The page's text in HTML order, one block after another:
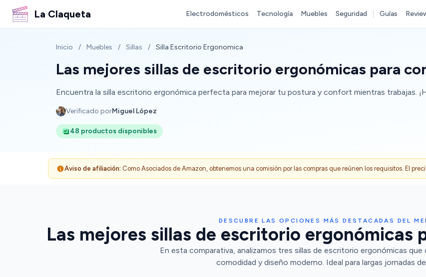
La Claqueta Electrodomésticos Tecnología Muebles Seguridad Guías
Inicio / Muebles / Sillas / Silla Escritorio Ergonomica
Las mejores sillas de escritorio ergonómicas para
Encuentra la silla escritorio ergonómica perfecta para mejorar tu postura y confort mientras trabajas.
Verificado porMiguel López
48 productos disponibles
Aviso de afiliación: Como Asociados de Amazon, obtenemos una comisión por las compras que reúnen los requisitos. El
DESCUBRE LAS OPCIONES MÁS DESTACADAS DEL
Las mejores sillas de escritorio ergonómicas
En esta comparativa, analizamos tres sillas de escritorio ergonómicas
comodidad y diseño moderno. Ideal para largas jornadas